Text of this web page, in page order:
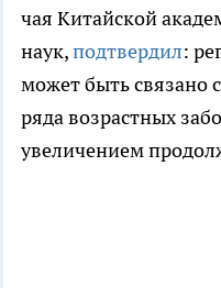
чая Китайской
наук,подтвердил:
может быть связано
ряда возрастных
увеличением